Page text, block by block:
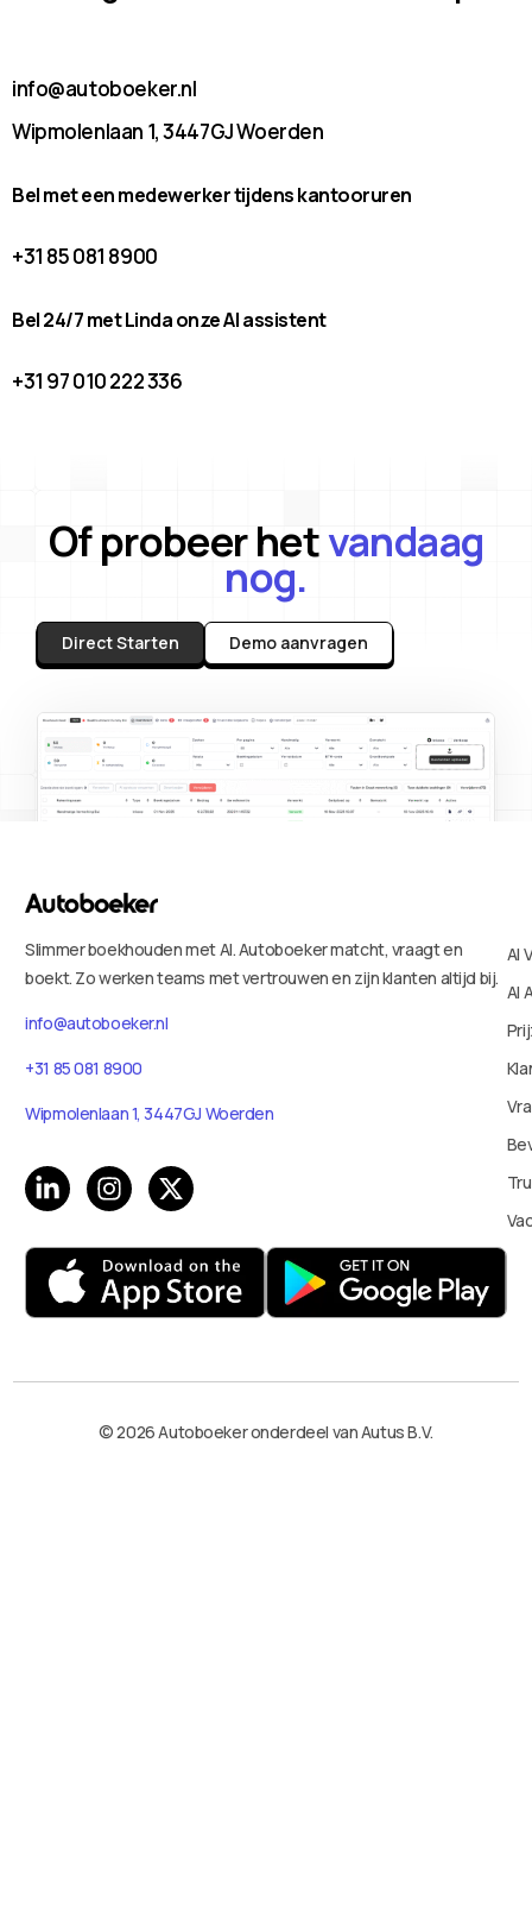
info@autoboeker.nl
Wipmolenlaan 1, 3447GJ Woerden
Bel met een medewerker tijdens kantooruren
+31 85 081 8900
Bel 24/7 met Linda onze AI assistent
+31 97 010 222 336
Of probeer hetvandaag
nog.
Direct Starten Demo aanvragen
Slimmer boekhouden met AI. Autoboeker matcht, vraagt en
boekt. Zo werken teams met vertrouwen en zijn klanten altijd bij.
info@autoboeker.nl
+31 85 081 8900
Wipmolenlaan 1, 3447GJ Woerden
AI
AI
© 2026 Autoboeker onderdeel van Autus B.V.